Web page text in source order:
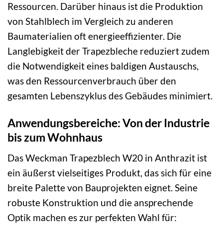
Ressourcen. Darüber hinaus ist die Produktion
von Stahlblech im Vergleich zu anderen
Baumaterialien oft energieeffizienter. Die
Langlebigkeit der Trapezbleche reduziert zudem
die Notwendigkeit eines baldigen Austauschs,
was den Ressourcenverbrauch über den
gesamten Lebenszyklus des Gebäudes minimiert.
Anwendungsbereiche: Von der Industrie
bis zum Wohnhaus
Das Weckman Trapezblech W20 in Anthrazit ist
ein äußerst vielseitiges Produkt, das sich für eine
breite Palette von Bauprojekten eignet. Seine
robuste Konstruktion und die ansprechende
Optik machen es zur perfekten Wahl für: